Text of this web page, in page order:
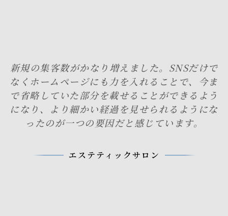
新規の集客数がかなり増えました。SNSだけで
なくホームページにも力を入れることで、今ま
で省略していた部分を載せることができるよう
になり、より細かい経過を見せられるようにな
ったのが一つの要因だと感じています。
エステティックサロン